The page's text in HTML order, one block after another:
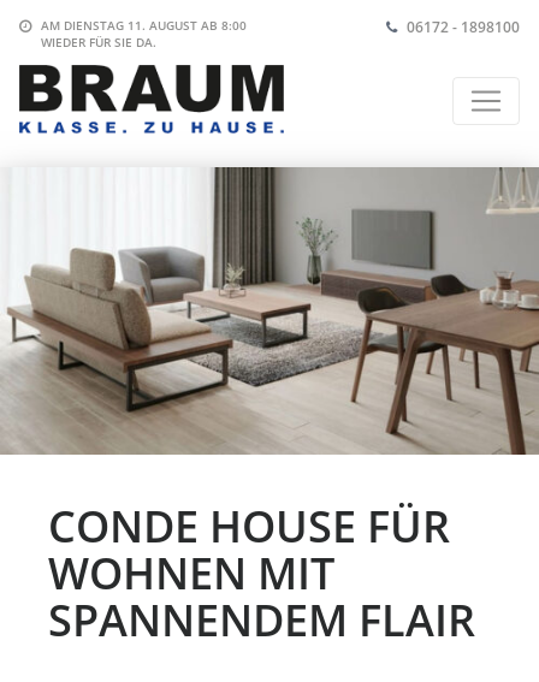
AM DIENSTAG 11. AUGUST AB 8:00
WIEDER FÜR SIE DA.
06172 - 1898100
CONDE HOUSE FÜR
WOHNEN MIT
SPANNENDEM FLAIR